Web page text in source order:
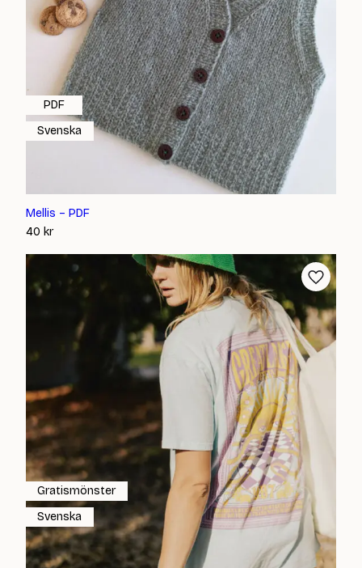
Mellis – PDF
40 kr
PDF
Svenska
Gratismönster
Svenska